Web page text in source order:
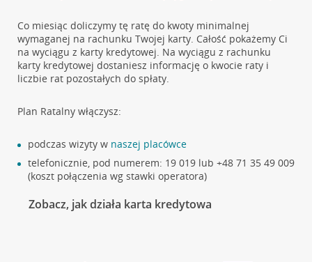
Co miesiąc doliczymy tę ratę do kwoty minimalnej
wymaganej na rachunku Twojej karty. Całość pokażemy Ci
na wyciągu z karty kredytowej. Na wyciągu z rachunku
karty kredytowej dostaniesz informację o kwocie raty i
liczbie rat pozostałych do spłaty.
Plan Ratalny włączysz:
podczas wizyty w naszej placówce
telefonicznie, pod numerem: 19 019 lub +48 71 35 49 009
(koszt połączenia wg stawki operatora)
Zobacz, jak działa karta kredytowa